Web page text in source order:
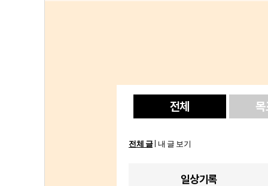
전체
전체 글| 내 글 보기
일상기록